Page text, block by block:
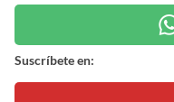
Suscríbete en: